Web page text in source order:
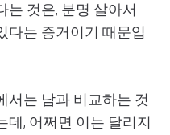
는 것은, 분명 살아서
다는 증거이기 때문입
서는 남과 비교하는 것
데, 어쩌면 이는 달리지